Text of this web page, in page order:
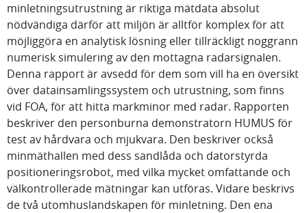
minletningsutrustning är riktiga mätdata absolut
nödvändiga därför att miljön är alltför komplex för att
möjliggöra en analytisk lösning eller tillräckligt noggrann
numerisk simulering av den mottagna radarsignalen.
Denna rapport är avsedd för dem som vill ha en översikt
över datainsamlingssystem och utrustning, som finns
vid FOA, för att hitta markminor med radar. Rapporten
beskriver den personburna demonstratorn HUMUS för
test av hårdvara och mjukvara. Den beskriver också
minmäthallen med dess sandlåda och datorstyrda
positioneringsrobot, med vilka mycket omfattande och
välkontrollerade mätningar kan utföras. Vidare beskrivs
de två utomhuslandskapen för minletning. Den ena